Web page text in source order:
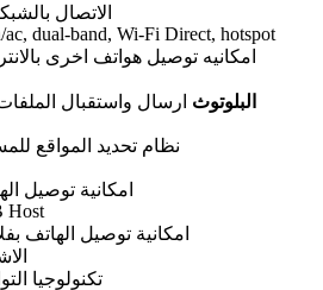
الاتصال
dual-band, Wi-Fi Direct, hotspot
امكانيه توصيل هواتف اخرى
البلوتوث ارسال واستقبال
نظام تحديد المواقع
امكانية توصيل
Host
امكانية توصيل الهاتف
تكنولوجيا